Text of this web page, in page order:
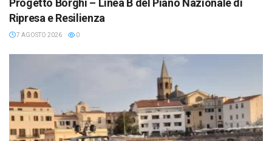
Ripresa e Resilienza
7 AGOSTO 2026 0